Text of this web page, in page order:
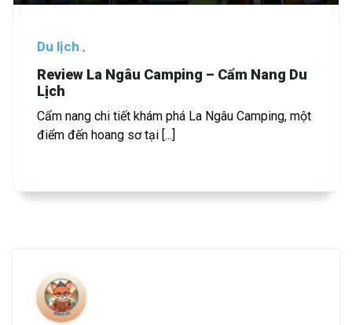
Du lịch
Review La Ngâu Camping – Cẩm Nang Du
Lịch
Cẩm nang chi tiết khám phá La Ngâu Camping, một
điểm đến hoang sơ tại [...]